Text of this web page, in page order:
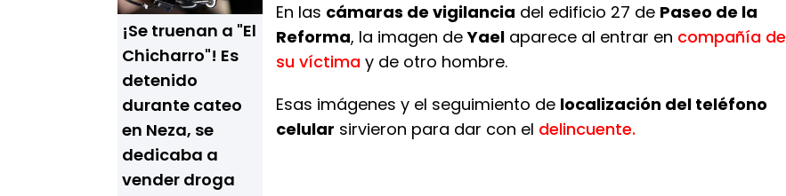
¡Se truenan a "El
Chicharro"! Es
detenido
durante cateo
en Neza, se
dedicaba a
vender droga
En las cámaras de vigilancia del edificio 27 de Paseo de la
Reforma, la imagen deYael aparece al entrar en compañía de
su víctima y de otro hombre.
Esas imágenes y el seguimiento de localización del teléfono
celular sirvieron para dar con el delincuente.